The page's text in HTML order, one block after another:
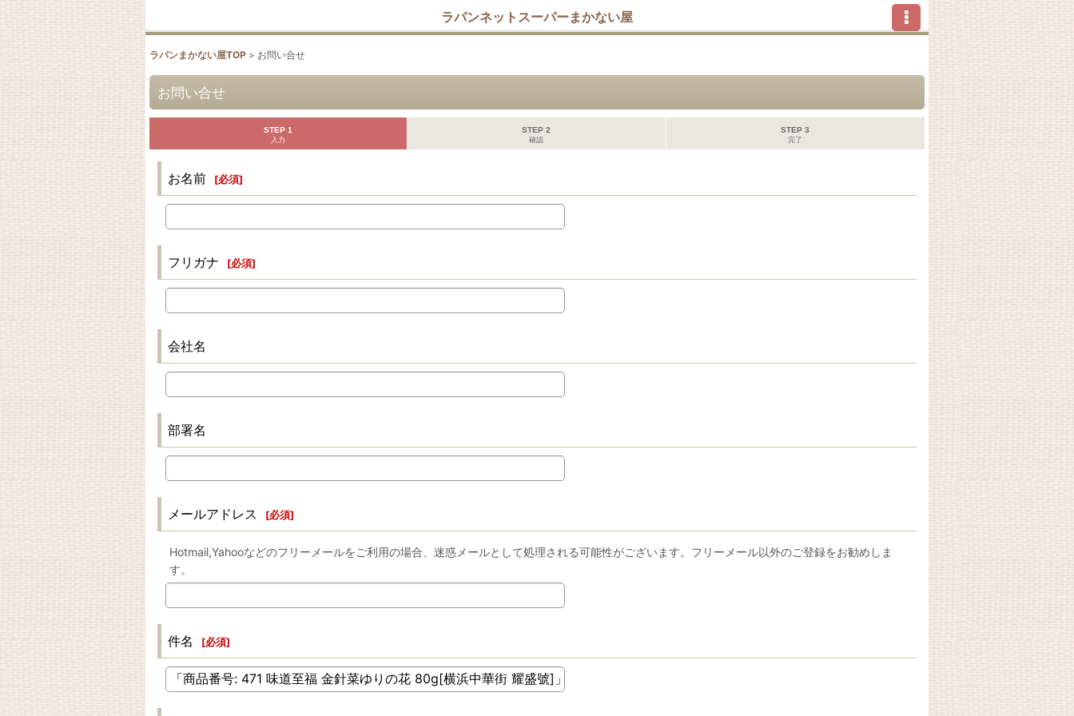
ラパンネットスーパーまかない屋
ラパンまかない屋TOP > お問い合せ
お問い合せ
STEP 1
入力
STEP 2
確認
STEP 3
完了
お名前 [必須]
フリガナ [必須]
会社名
部署名
メールアドレス [必須]
Hotmail,Yahooなどのフリーメールをご利用の場合、迷惑メールとして処理される可能性がございます。フリーメール以外のご登録をお勧めしま
す。
件名 [必須]